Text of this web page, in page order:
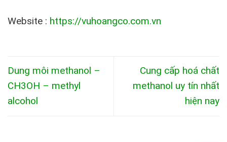
Website : https://vuhoangco.com.vn
Dung môi methanol –
CH3OH – methyl
alcohol
Cung cấp hoá chất
methanol uy tín nhất
hiện nay